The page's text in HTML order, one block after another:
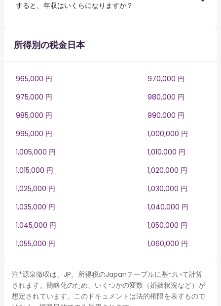
すると、年収はいくらになりますか？
所得別の税金日本
965,000 円
970,000 円
975,000 円
980,000 円
985,000 円
990,000 円
995,000 円
1,000,000 円
1,005,000 円
1,010,000 円
1,015,000 円
1,020,000 円
1,025,000 円
1,030,000 円
1,035,000 円
1,040,000 円
1,045,000 円
1,050,000 円
1,055,000 円
1,060,000 円
注*源泉徴収は、JP、所得税のJapanテーブルに基づいて計算
されます。簡略化のため、いくつかの変数（婚姻状況など）が
想定されています。このドキュメントは法的権限を表すもので